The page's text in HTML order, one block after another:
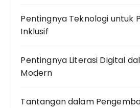
Pentingnya Teknologi untuk
Inklusif
Pentingnya Literasi Digital
Modern
Tantangan dalam